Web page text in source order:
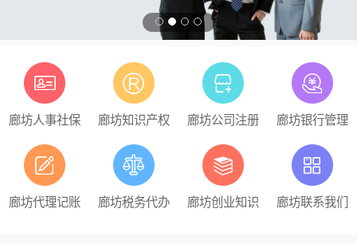
廊坊人事社保 廊坊知识产权 廊坊公司注册 廊坊银行管理
廊坊代理记账 廊坊税务代办 廊坊创业知识 廊坊联系我们